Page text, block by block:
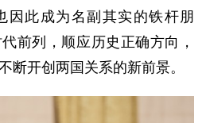
因此成为名副其实的铁杆朋
前列，顺应历史正确方向，
断开创两国关系的新前景。